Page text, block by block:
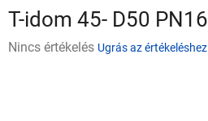
T-idom 45- D50 PN16
ANincs értékelés Ugrás az értékeléshez